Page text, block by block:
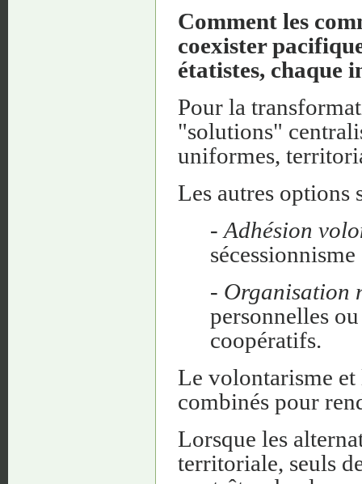
Comment les
coexister
étatistes, chaque
Pour la
"solutions"
uniformes,
Les autres options
- Adhésion
- Organisation
personnelles
coopératifs.
Le volontarisme
combinés pour
Lorsque les
territoriale, seuls